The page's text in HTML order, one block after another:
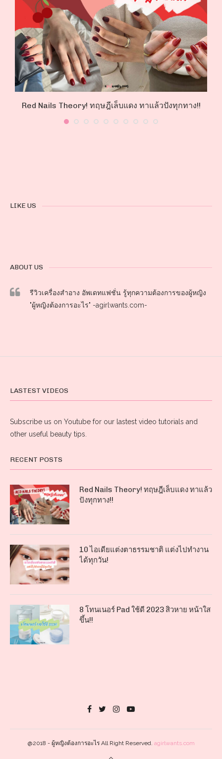
Red Nails Theory! ทฤษฎีเล็บแดง ทาแล้วปังทุกทาง!!
LIKE US
ABOUT US
รีวิวเครื่องสำอาง อัพเดทแฟชั่น รู้ทุกความต้องการของผู้หญิง
"ผู้หญิงต้องการอะไร" -agirlwants.com-
LASTEST VIDEOS
Subscribe us on Youtube for our lastest video tutorials and
other useful beauty tips.
RECENT POSTS
Red Nails Theory! ทฤษฎีเล็บแดง ทาแล้ว
ปังทุกทาง!!
10 ไอเดียแต่งตาธรรมชาติ แต่งไปทำงาน
ได้ทุกวัน!
8 โทนเนอร์ Pad ใช้ดี 2023 สิวหาย หน้าใส
ขึ้น!!
@2018 - ผู้หญิงต้องการอะไร All Right Reserved. agirlwants.com